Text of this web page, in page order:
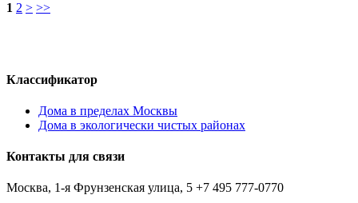
1 2 > >>
Классификатор
Дома в пределах Москвы
Дома в экологически чистых районах
Контакты для связи
Москва, 1-я Фрунзенская улица, 5 +7 495 777-0770